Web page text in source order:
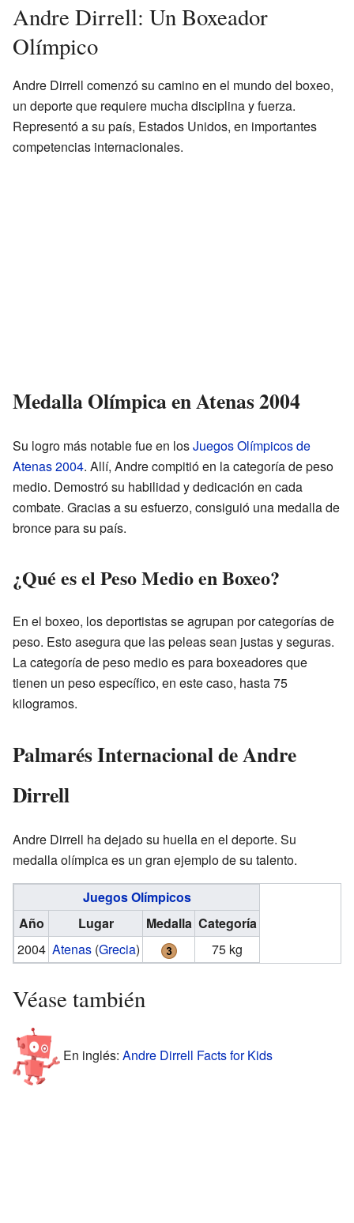
Andre Dirrell: Un Boxeador
Olímpico
Andre Dirrell comenzó su camino en el mundo del boxeo,
un deporte que requiere mucha disciplina y fuerza.
Representó a su país, Estados Unidos, en importantes
competencias internacionales.
Medalla Olímpica en Atenas 2004
Su logro más notable fue en losJuegos Olímpicos de
Atenas 2004. Allí, Andre compitió en la categoría de peso
medio. Demostró su habilidad y dedicación en cada
combate. Gracias a su esfuerzo, consiguió una medalla de
bronce para su país.
¿Qué es el Peso Medio en Boxeo?
En el boxeo, los deportistas se agrupan por categorías de
peso. Esto asegura que las peleas sean justas y seguras.
La categoría de peso medio es para boxeadores que
tienen un peso específico, en este caso, hasta 75
kilogramos.
Palmarés Internacional de Andre
Dirrell
Andre Dirrell ha dejado su huella en el deporte. Su
medalla olímpica es un gran ejemplo de su talento.
Juegos Olímpicos
Año
Lugar Medalla Categoría
2004 Atenas (Grecia) 75 kg
Véase también
En inglés: Andre Dirrell Facts for Kids